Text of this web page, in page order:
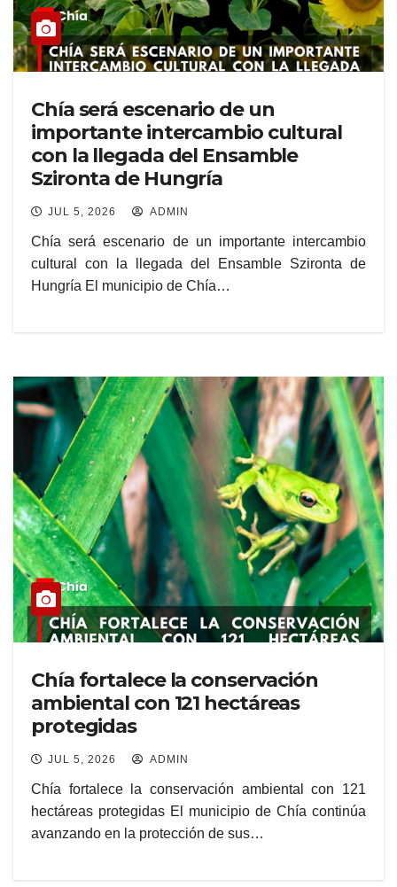
Chía será escenario de un
importante intercambio cultural
con la llegada del Ensamble
Szironta de Hungría
JUL 5, 2026 ADMIN
Chía será escenario de un importante intercambio
cultural con la llegada del Ensamble Szironta de
Hungría El municipio de Chía…
Chía fortalece la conservación
ambiental con 121 hectáreas
protegidas
JUL 5, 2026 ADMIN
Chía fortalece la conservación ambiental con 121
hectáreas protegidas El municipio de Chía continúa
avanzando en la protección de sus…